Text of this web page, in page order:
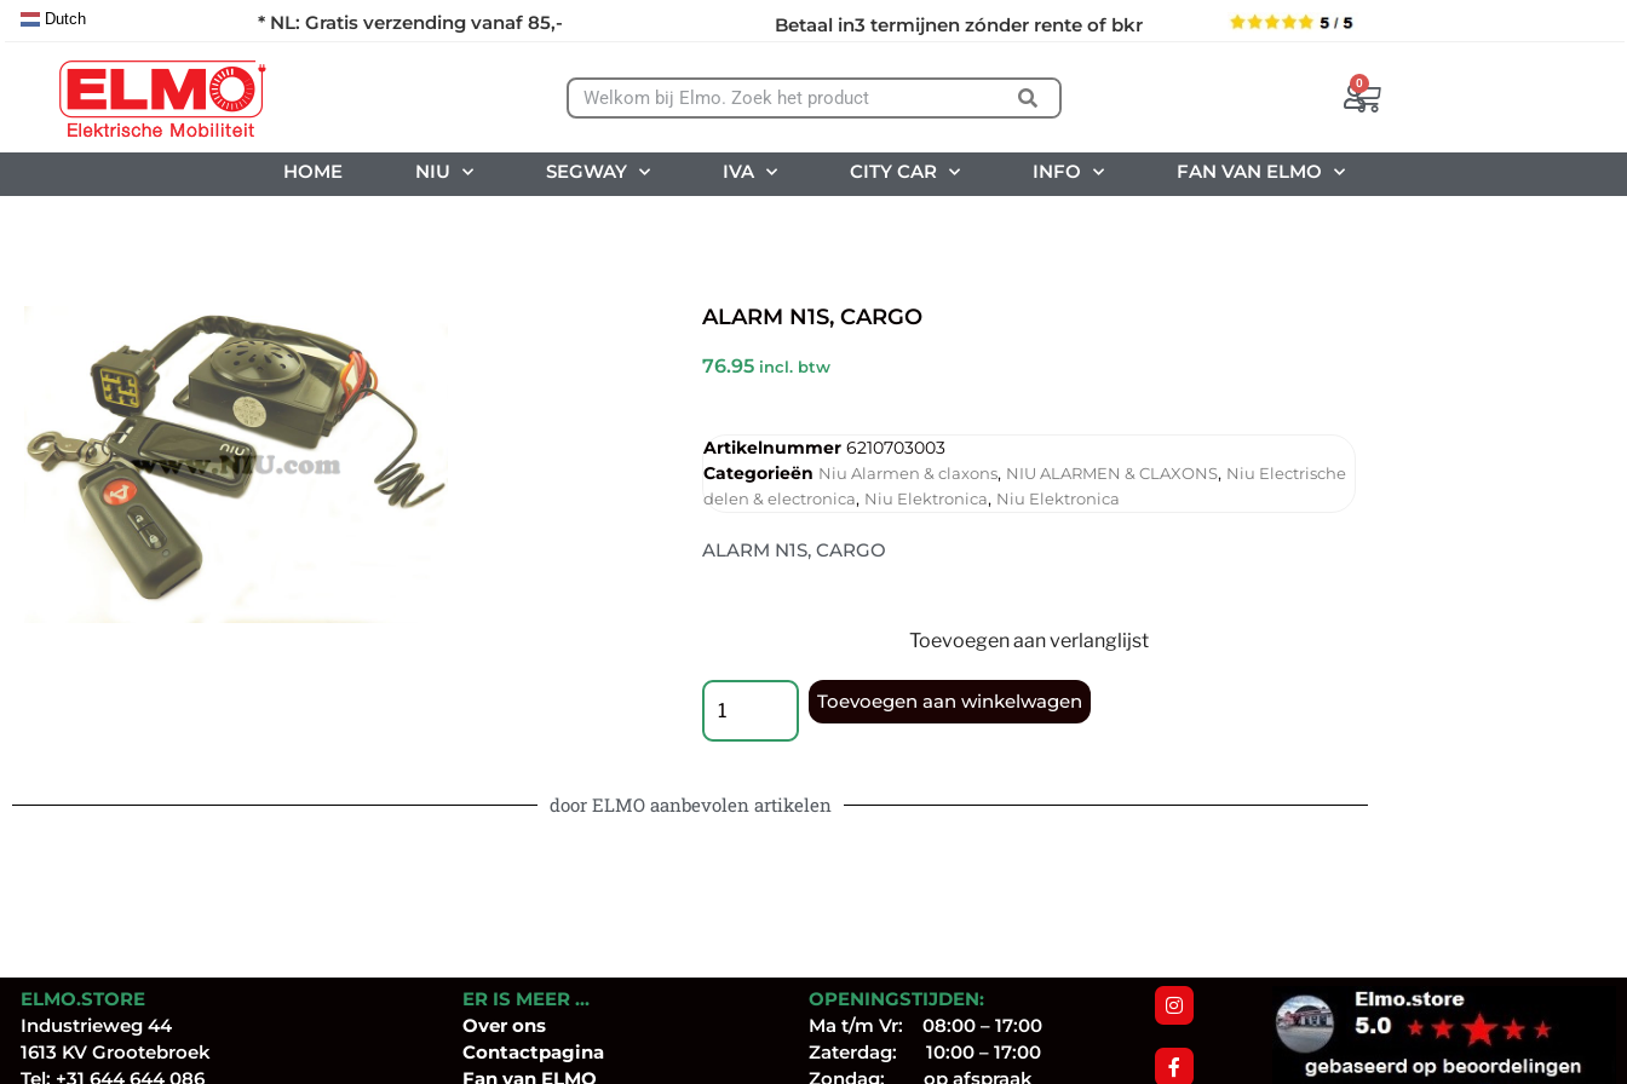
* NL: Gratis verzending vanaf 85,- Betaal in3 termijnen zónder rente of bkr
Dutch
0
HOME NIU SEGWAY IVA CITY CAR INFO FAN VAN ELMO
ALARM N1S, CARGO
76.95 incl. btw
Artikelnummer 6210703003
Categorieën Niu Alarmen & claxons, NIU ALARMEN & CLAXONS, Niu Electrische
delen & electronica, Niu Elektronica, Niu Elektronica
ALARM N1S, CARGO
Toevoegen aan verlanglijst
Toevoegen aan winkelwagen
door ELMO aanbevolen artikelen
ELMO.STORE
Industrieweg 44
1613 KV Grootebroek
Tel: +31 644 644 086
ER IS MEER …
Over ons
Contactpagina
Fanvan ELMO
OPENINGSTIJDEN:
Ma t/m Vr: 08:00 – 17:00
Zaterdag: 10:00 – 17:00
Zondag: op afspraak